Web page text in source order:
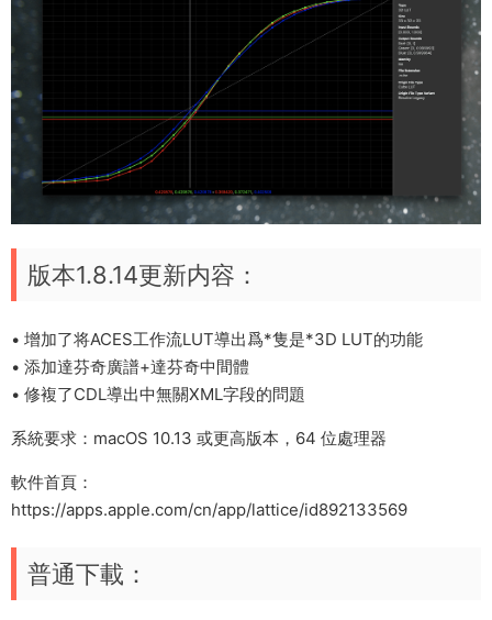
版本1.8.14更新内容：
• 增加了将ACES工作流LUT導出爲*隻是*3D LUT的功能
• 添加達芬奇廣譜+達芬奇中間體
• 修複了CDL導出中無關XML字段的問題
系統要求：macOS 10.13 或更高版本，64 位處理器
軟件首頁：
https://apps.apple.com/cn/app/lattice/id892133569
普通下載：